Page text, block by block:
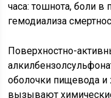
часа: тошнота, боли в
гемодиализа
Поверхностно-
оболочки пищевода и
вызывают